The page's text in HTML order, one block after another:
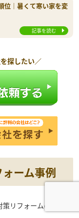
位｜暑くて寒い家を変
記事を読む
探したい／
ーム事例
リフォームの事例を